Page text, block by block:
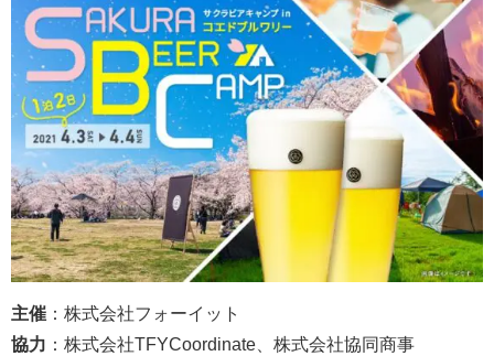
主催 ：株式会社フォーイット
協力 ：株式会社TFYCoordinate、株式会社協同商事